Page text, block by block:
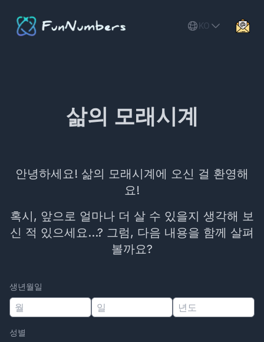
KO
삶의 모래시계
안녕하세요! 삶의 모래시계에 오신 걸 환영해
요!
혹시, 앞으로 얼마나 더 살 수 있을지 생각해 보
신 적 있으세요...? 그럼, 다음 내용을 함께 살펴
볼까요?
생년월일
성별